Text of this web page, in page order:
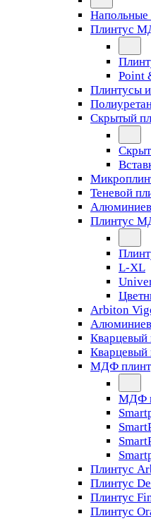
Напольные
Плинтус
Point
Плинтусы
Скрытый
Теневой
Плинтус
L-XL
Arbiton
Кварцевый
Кварцевый
МДФ
МДФ
Плинтус
Плинтус
Плинтус
Плинтус